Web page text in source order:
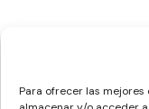
Para ofrecer las